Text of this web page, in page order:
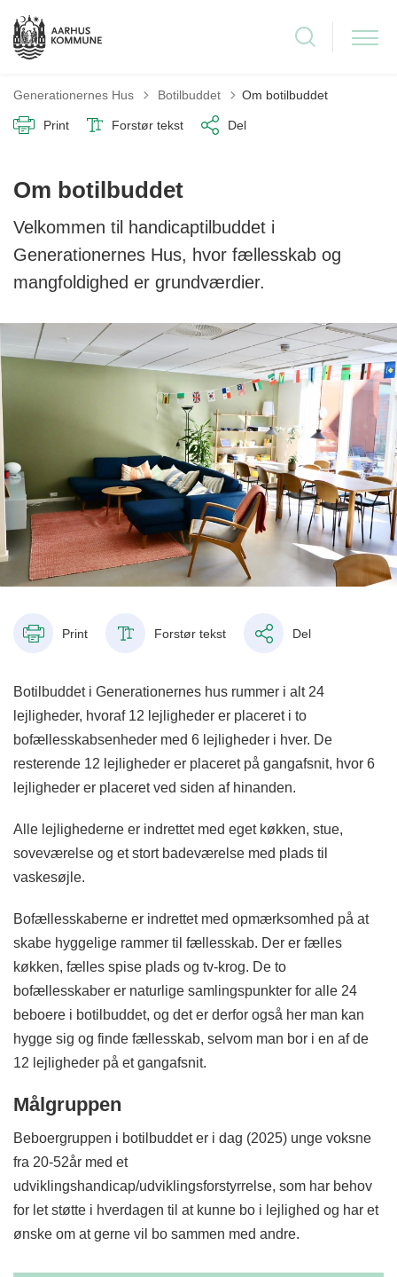
Generationernes Hus Tilbage til
Botilbuddet Om botilbuddet
Print Forstør tekst Del
Om botilbuddet
Velkommen til handicaptilbuddet i
Generationernes Hus, hvor fællesskab og
mangfoldighed er grundværdier.
Print Forstør tekst Del
Botilbuddet i Generationernes hus rummer i alt 24
lejligheder, hvoraf 12 lejligheder er placeret i to
bofællesskabsenheder med 6 lejligheder i hver. De
resterende 12 lejligheder er placeret på gangafsnit, hvor 6
lejligheder er placeret ved siden af hinanden.
Alle lejlighederne er indrettet med eget køkken, stue,
soveværelse og et stort badeværelse med plads til
vaskesøjle.
Bofællesskaberne er indrettet med opmærksomhed på at
skabe hyggelige rammer til fællesskab. Der er fælles
køkken, fælles spise plads og tv-krog. De to
bofællesskaber er naturlige samlingspunkter for alle 24
beboere i botilbuddet, og det er derfor også her man kan
hygge sig og finde fællesskab, selvom man bor i en af de
12 lejligheder på et gangafsnit.
Målgruppen
Beboergruppen i botilbuddet er i dag (2025) unge voksne
fra 20-52år med et
udviklingshandicap/udviklingsforstyrrelse, som har behov
for let støtte i hverdagen til at kunne bo i lejlighed og har et
ønske om at gerne vil bo sammen med andre.